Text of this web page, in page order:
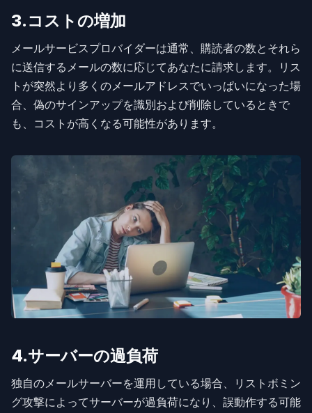
3.コストの増加
メールサービスプロバイダーは通常、購読者の数とそれら
に送信するメールの数に応じてあなたに請求します。リス
トが突然より多くのメールアドレスでいっぱいになった場
合、偽のサインアップを識別および削除しているときで
も、コストが高くなる可能性があります。
4.サーバーの過負荷
独自のメールサーバーを運用している場合、リストボミン
グ攻撃によってサーバーが過負荷になり、誤動作する可能